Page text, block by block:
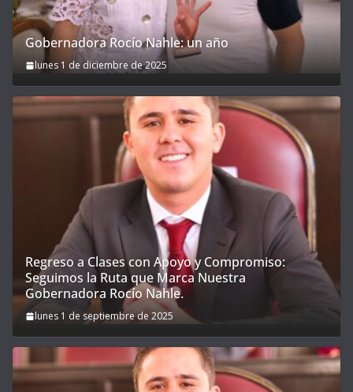
Gobernadora Rocío Nahle: un año
lunes 1 de diciembre de 2025
Regreso a Clases con Apoyo y Compromiso:
Seguimos la Ruta que Marca Nuestra
Gobernadora Rocío Nahle.
lunes 1 de septiembre de 2025